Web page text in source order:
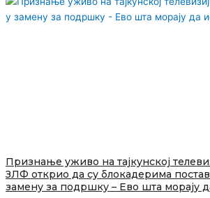
Признање уживо на тајкунској
ЗЛФ открио да су блокадерима
замену за подршку – Ево шта морају